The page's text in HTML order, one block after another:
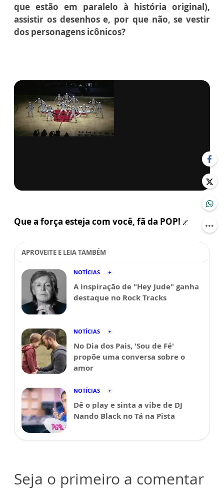
que estão em paralelo à história original),
assistir os desenhos e, por que não, se vestir
dos personagens icônicos?
Que a força esteja com você, fã da POP! 🌌
APROVEITE E LEIA TAMBÉM
NOTÍCIAS
A inspiração de "Hey Jude" ganha
destaque no Rock Tracks
NOTÍCIAS
No Dia dos Pais, 'Sou de Fé'
propõe uma conversa sobre o
amor
NOTÍCIAS
Dê o play e sinta a vibe de DJ
Nando Black no Tá na Pista
Seja o primeiro a comentar